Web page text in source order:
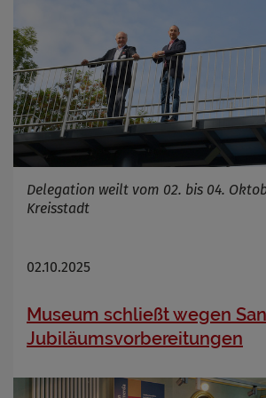
Delegation weilt vom 02. bis 04.
Kreisstadt
02.10.2025
Museum schließt wegen
Jubiläumsvorbereitungen
Cookie Laufzeit
Infos schließen